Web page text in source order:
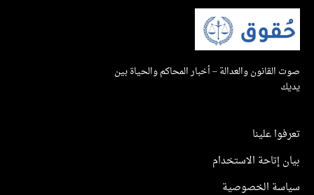
صوت القانون والعدالة – أخبار المحاكم والحياة بين
يديك
تعرفوا علينا
بيان إتاحة الاستخدام
سياسة الخصوصية